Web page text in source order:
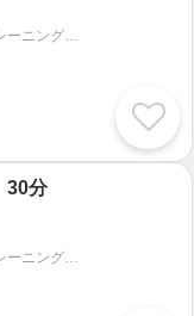
長野県佐久市 メンタルトレーニング研究室 Mentore企画
30分
長野県佐久市 メンタルトレーニング研究室 Mentore企画